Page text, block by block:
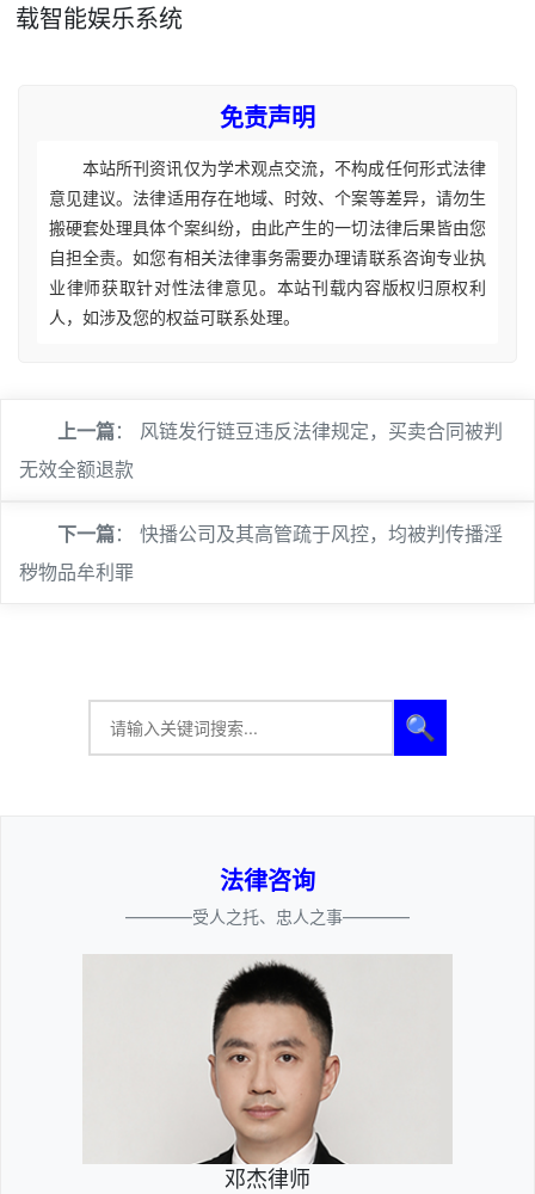
载智能娱乐系统
免责声明
本站所刊资讯仅为学术观点交流，不构成任何形式法律
意见建议。法律适用存在地域、时效、个案等差异，请勿生
搬硬套处理具体个案纠纷，由此产生的一切法律后果皆由您
自担全责。如您有相关法律事务需要办理请联系咨询专业执
业律师获取针对性法律意见。本站刊载内容版权归原权利
人，如涉及您的权益可联系处理。
上一篇： 风链发行链豆违反法律规定，买卖合同被判
无效全额退款
下一篇： 快播公司及其高管疏于风控，均被判传播淫
秽物品牟利罪
🔍
法律咨询
————受人之托、忠人之事————
邓杰律师